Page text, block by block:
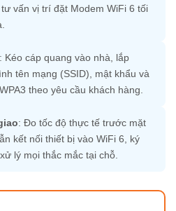
vấn vị trí đặt Modem WiFi 6 tối
: Kéo cáp quang vào nhà, lắp
tên mạng (SSID), mật khẩu và
theo yêu cầu khách hàng.
: Đo tốc độ thực tế trước mặt
kết nối thiết bị vào WiFi 6, ký
lý mọi thắc mắc tại chỗ.